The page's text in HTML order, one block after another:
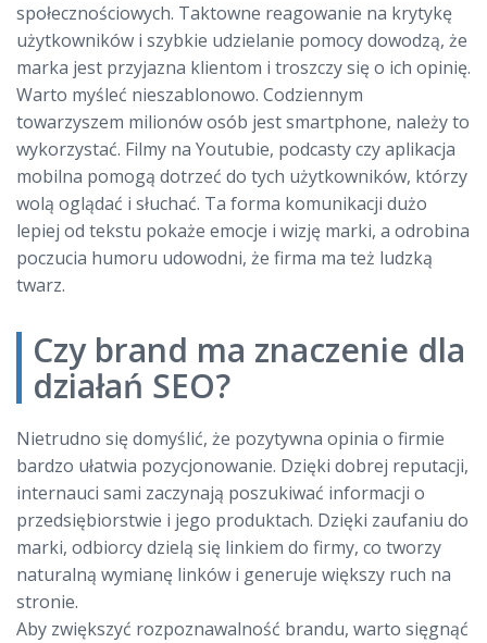
społecznościowych. Taktowne reagowanie na krytykę
użytkowników i szybkie udzielanie pomocy dowodzą, że
marka jest przyjazna klientom i troszczy się o ich opinię.
Warto myśleć nieszablonowo. Codziennym
towarzyszem milionów osób jest smartphone, należy to
wykorzystać. Filmy na Youtubie, podcasty czy aplikacja
mobilna pomogą dotrzeć do tych użytkowników, którzy
wolą oglądać i słuchać. Ta forma komunikacji dużo
lepiej od tekstu pokaże emocje i wizję marki, a odrobina
poczucia humoru udowodni, że firma ma też ludzką
twarz.
Czy brand ma znaczenie dla
działań SEO?
Nietrudno się domyślić, że pozytywna opinia o firmie
bardzo ułatwia pozycjonowanie. Dzięki dobrej reputacji,
internauci sami zaczynają poszukiwać informacji o
przedsiębiorstwie i jego produktach. Dzięki zaufaniu do
marki, odbiorcy dzielą się linkiem do firmy, co tworzy
naturalną wymianę linków i generuje większy ruch na
stronie.
Aby zwiększyć rozpoznawalność brandu, warto sięgnąć